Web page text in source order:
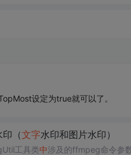
设定为true就可以了。
（文字水印和图片水印）
工具类中涉及的ffmpeg命令参